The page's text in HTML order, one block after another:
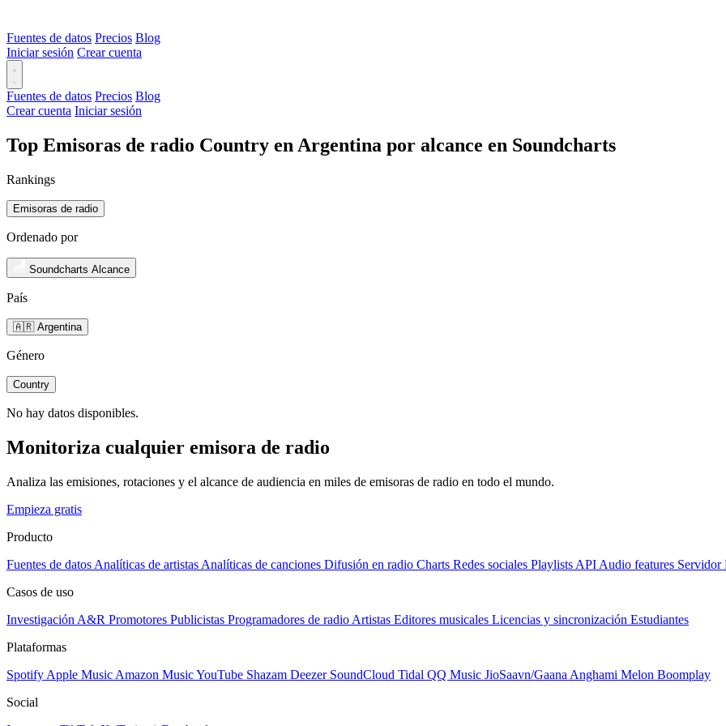
Fuentes de datos Precios Blog
Iniciar sesión Crear cuenta
Fuentes de datos Precios Blog
Crear cuenta Iniciar sesión
Top Emisoras de radio Country en Argentina por alcance en Soundcharts
Rankings
Emisoras de radio
Ordenado por
Soundcharts Alcance
País
🇦🇷 Argentina
Género
Country
No hay datos disponibles.
Monitoriza cualquier emisora de radio
Analiza las emisiones, rotaciones y el alcance de audiencia en miles de emisoras de radio en todo el mundo.
Empieza gratis
Producto
Fuentes de datos Analíticas de artistas Analíticas de canciones Difusión en radio Charts Redes sociales Playlists API Audio features Servidor
Casos de uso
Investigación A&R Promotores Publicistas Programadores de radio Artistas Editores musicales Licencias y sincronización Estudiantes
Plataformas
Spotify Apple Music Amazon MusicYouTube Shazam Deezer SoundCloud Tidal QQ Music JioSaavn/Gaana Anghami Melon Boomplay
Social